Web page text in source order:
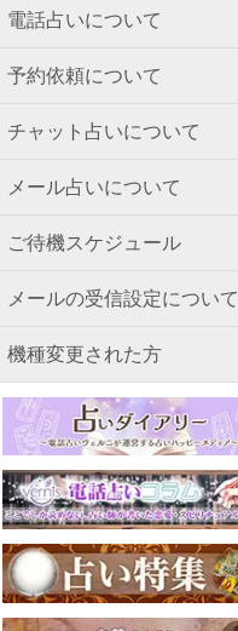
電話占いについて
予約依頼について
チャット占いについて
メール占いについて
ご待機スケジュール
メールの受信設定について
機種変更された方